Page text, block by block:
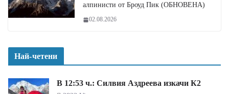
алпинисти от Броуд Пик (ОБНОВЕНА)
02.08.2026
Най-четени
В 12:53 ч.: Силвия Аздреева изкачи К2